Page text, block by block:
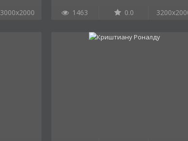
3000x2000 1463 0.0